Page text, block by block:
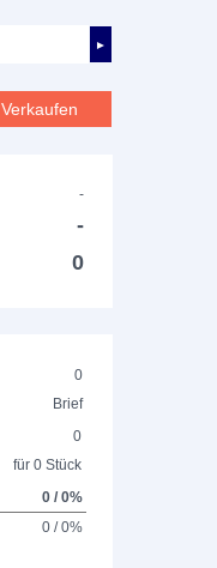
►
Verkaufen
-
-
0
0
Brief
0
für 0 Stück
0 / 0%
0 / 0%